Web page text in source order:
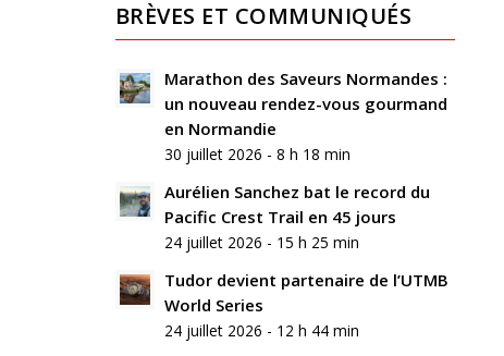
BRÈVES ET COMMUNIQUÉS
Marathon des Saveurs Normandes :
un nouveau rendez-vous gourmand
en Normandie
30 juillet 2026 - 8 h 18 min
Aurélien Sanchez bat le record du
Pacific Crest Trail en 45 jours
24 juillet 2026 - 15 h 25 min
Tudor devient partenaire de l’UTMB
World Series
24 juillet 2026 - 12 h 44 min